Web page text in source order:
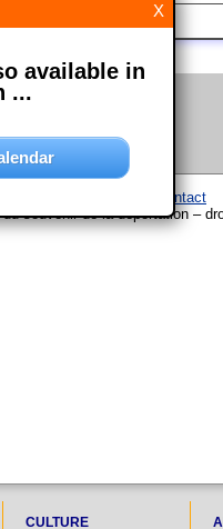
2028
Contact
souvenir de la déportation –
CULTURE
X
available in
...